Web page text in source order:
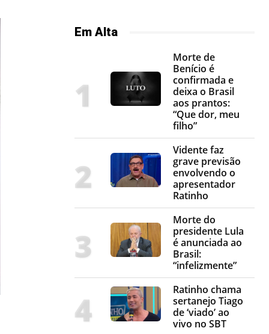
Em Alta
Morte de
Benício é
confirmada e
deixa o Brasil
aos prantos:
“Que dor, meu
filho”
Vidente faz
grave previsão
envolvendo o
apresentador
Ratinho
Morte do
presidente Lula
é anunciada ao
Brasil:
“infelizmente”
Ratinho chama
sertanejo Tiago
de ‘viado’ ao
vivo no SBT